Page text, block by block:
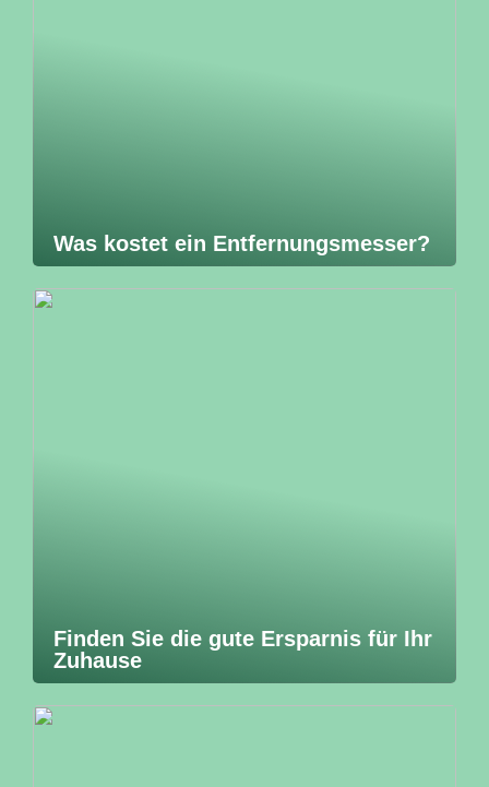
Was kostet ein Entfernungsmesser?
Finden Sie die gute Ersparnis für Ihr
Zuhause